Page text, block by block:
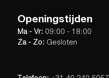
Openingstijden
Ma - Vr: 09:00 - 18:00
Za - Zo: Gesloten